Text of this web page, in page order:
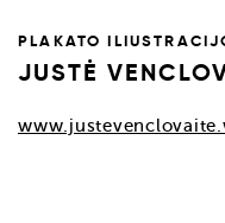
PLAKATO
JUSTĖ